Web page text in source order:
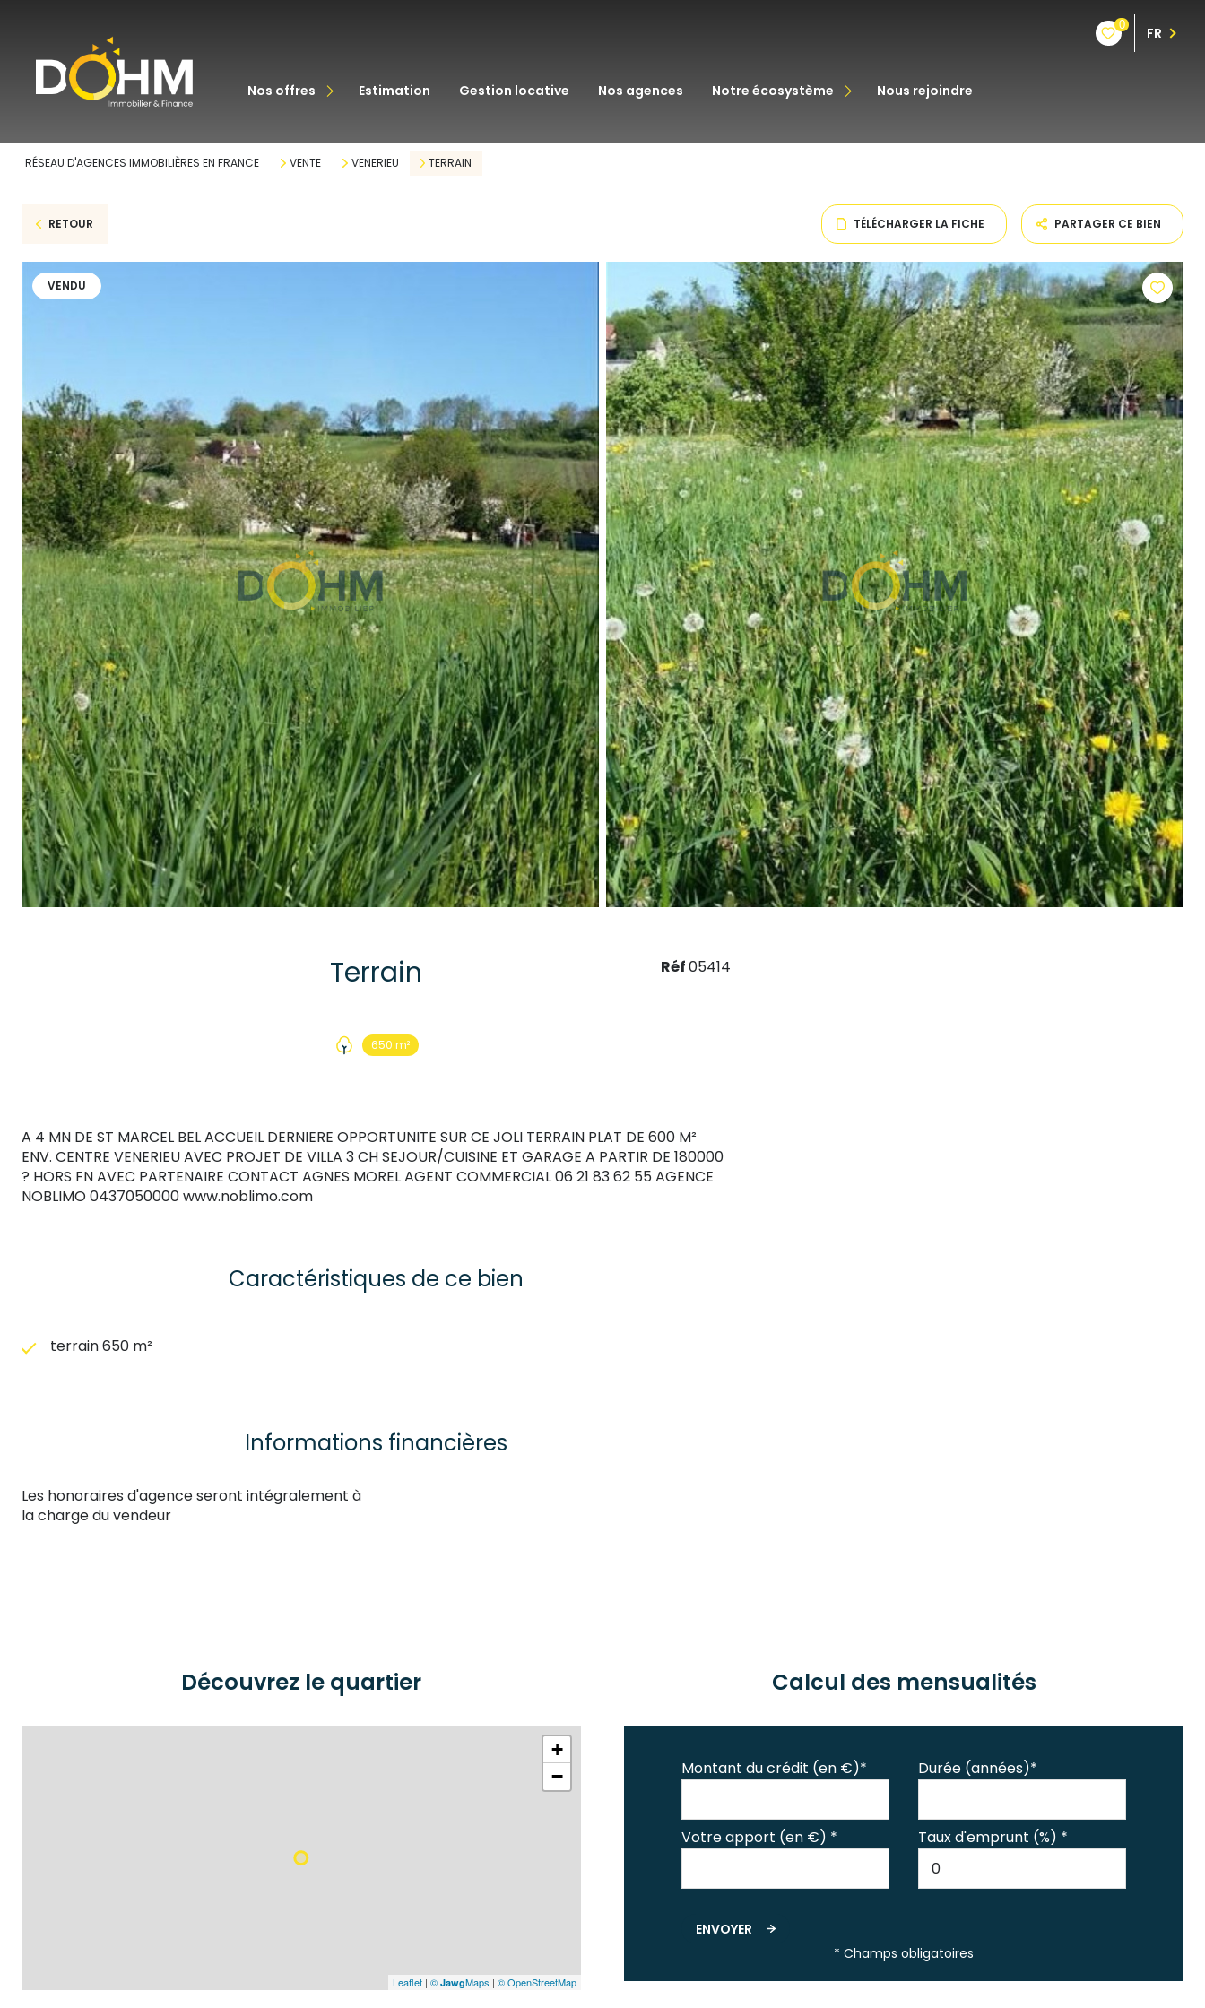
0 FR
nos offres
acheter estimation gestion locative nos agences notre écosystème
courtage en prêt
nous rejoindre
RÉSEAU D'AGENCES IMMOBILIÈRES EN FRANCE VENTE VENERIEU TERRAIN
RETOUR TÉLÉCHARGER LA FICHE PARTAGER CE BIEN
VENDU
Terrain
650 m²
Réf05414
A 4 MN DE ST MARCEL BEL ACCUEIL DERNIERE OPPORTUNITE SUR CE JOLI TERRAIN PLAT DE 600 M²
ENV. CENTRE VENERIEU AVEC PROJET DE VILLA 3 CH SEJOUR/CUISINE ET GARAGE A PARTIR DE 180000
? HORS FN AVEC PARTENAIRE CONTACT AGNES MOREL AGENT COMMERCIAL 06 21 83 62 55 AGENCE
NOBLIMO 0437050000 www.noblimo.com
Caractéristiques de ce bien
terrain 650 m²
Informations financières
Les honoraires d'agence seront intégralement à
la charge du vendeur
Découvrez le quartier
+
−
Leaflet | © JawgMaps | © OpenStreetMap
Calcul des mensualités
Montant du crédit (en €)* Durée (années)*
Votre apport (en €) * Taux d'emprunt (%) *
ENVOYER
* Champs obligatoires